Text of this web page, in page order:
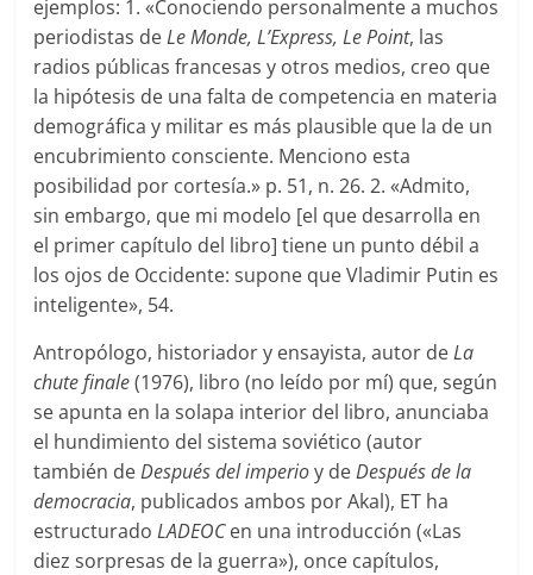
ejemplos: 1. «Conociendo personalmente a muchos
periodistas deLe Monde, L’Express, Le Point, las
radios públicas francesas y otros medios, creo que
la hipótesis de una falta de competencia en materia
demográfica y militar es más plausible que la de un
encubrimiento consciente. Menciono esta
posibilidad por cortesía.» p. 51, n. 26. 2. «Admito,
sin embargo, que mi modelo [el que desarrolla en
el primer capítulo del libro] tiene un punto débil a
los ojos de Occidente: supone que Vladimir Putin es
inteligente», 54.
Antropólogo, historiador y ensayista, autor deLa
chute finale(1976), libro (no leído por mí) que, según
se apunta en la solapa interior del libro, anunciaba
el hundimiento del sistema soviético (autor
también deDespués del imperioy deDespués de la
democracia, publicados ambos por Akal), ET ha
estructuradoLADEOCen una introducción («Las
diez sorpresas de la guerra»), once capítulos,